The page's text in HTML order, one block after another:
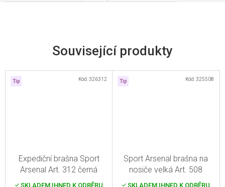
Související produkty
Tip
Expediční brašna Sport
Arsenal Art. 312 černá
SKLADEM IHNED K ODBĚRU
Kód:326312 Tip
Sport Arsenal brašna na
nosiče velká Art. 508
SKLADEM IHNED K ODBĚRU
Kód:325508